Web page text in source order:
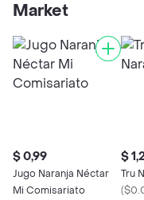
Market
$ 0,99
Jugo Naranja Néctar
Mi Comisariato
$
Tru
(